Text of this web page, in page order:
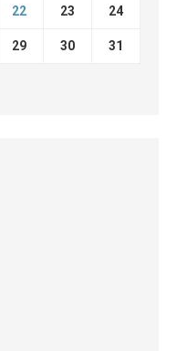
22 23 24
29 30 31